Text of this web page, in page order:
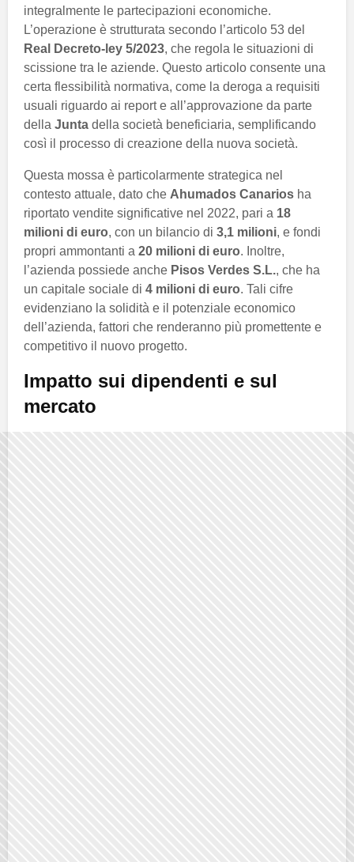
integralmente le partecipazioni economiche.
L’operazione è strutturata secondo l’articolo 53 del
Real Decreto-ley 5/2023, che regola le situazioni di
scissione tra le aziende. Questo articolo consente una
certa flessibilità normativa, come la deroga a requisiti
usuali riguardo ai report e all’approvazione da parte
della Junta della società beneficiaria, semplificando
così il processo di creazione della nuova società.
Questa mossa è particolarmente strategica nel
contesto attuale, dato che Ahumados Canarios ha
riportato vendite significative nel 2022, pari a 18
milioni di euro, con un bilancio di 3,1 milioni, e fondi
propri ammontanti a 20 milioni di euro. Inoltre,
l’azienda possiede anche Pisos Verdes S.L., che ha
un capitale sociale di 4 milioni di euro. Tali cifre
evidenziano la solidità e il potenziale economico
dell’azienda, fattori che renderanno più promettente e
competitivo il nuovo progetto.
Impatto sui dipendenti e sul
mercato